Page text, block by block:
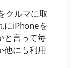
クルマに取
にiPhoneを
と言って毎
他にも利用